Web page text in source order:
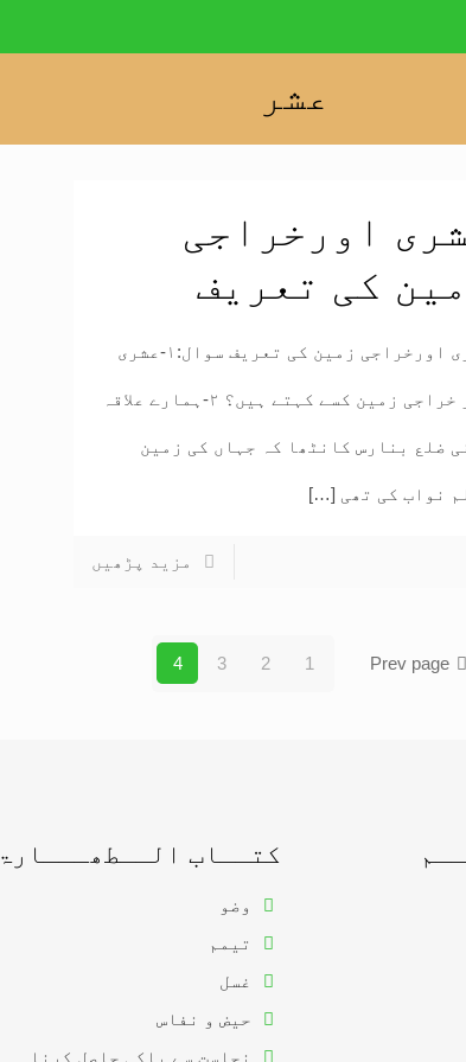
عشر
اورخراجی
کی تعریف
عشری اورخراجی زمین کی تعریف سوال:۱-عشری
اور خراجی زمین کسے کہتے ہیں؟ ۲-ہمارے علاقہ
ضلع بنارس کانٹھا کہ جہاں کی زمین
نواب کی تھی […]
مزید پڑھیں
Prev page
1
2
3
4
کتــاب الــطھـــارۃ
وضو
تیمم
غسل
حیض و نفاس
نجاست سے پاکی حاصل کرنا